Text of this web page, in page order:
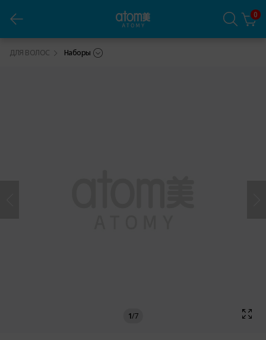
0
ДЛЯ ВОЛОС Наборы
Атоми Интенсивный набор по уходу за волосами
1/7